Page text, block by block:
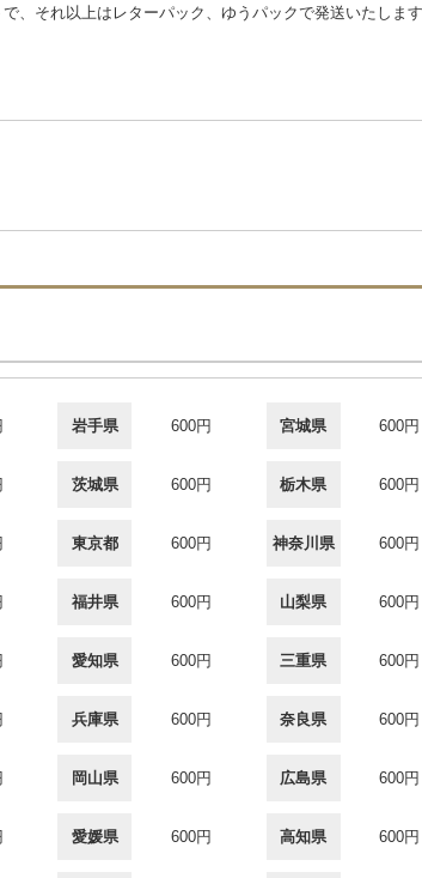
、それ以上はレターパック、ゆうパックで発送いたします
岩手県 600円 宮城県 600円
茨城県 600円 栃木県 600円
東京都 600円 神奈川県 600円
福井県 600円 山梨県 600円
愛知県 600円 三重県 600円
兵庫県 600円 奈良県 600円
岡山県 600円 広島県 600円
愛媛県 600円 高知県 600円